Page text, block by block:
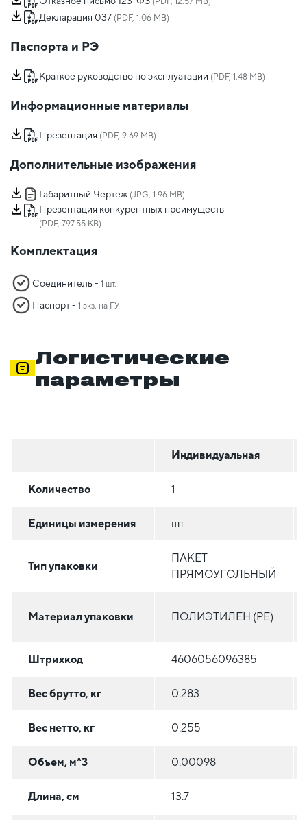
Декларация 037 (PDF, 1.06 MB)
Паспорта и РЭ
Краткое руководство по эксплуатации (PDF, 1.48 MB)
Информационные материалы
Презентация (PDF, 9.69 MB)
Дополнительные изображения
Габаритный Чертеж (JPG, 1.96 MB)
Презентация конкурентных преимуществ
(PDF, 797.55 KB)
Комплектация
Соединитель - 1 шт.
Паспорт - 1 экз. на ГУ
Логистические
параметры
Индивидуальная
Количество 1
Единицы измерения шт
Тип упаковки
ПАКЕТ
ПРЯМОУГОЛЬНЫЙ
Материал упаковки ПОЛИЭТИЛЕН (PE)
Штрихкод 4606056096385
Вес брутто, кг 0.283
Вес нетто, кг 0.255
Объем, м^3 0.00098
Длина, см 13.7